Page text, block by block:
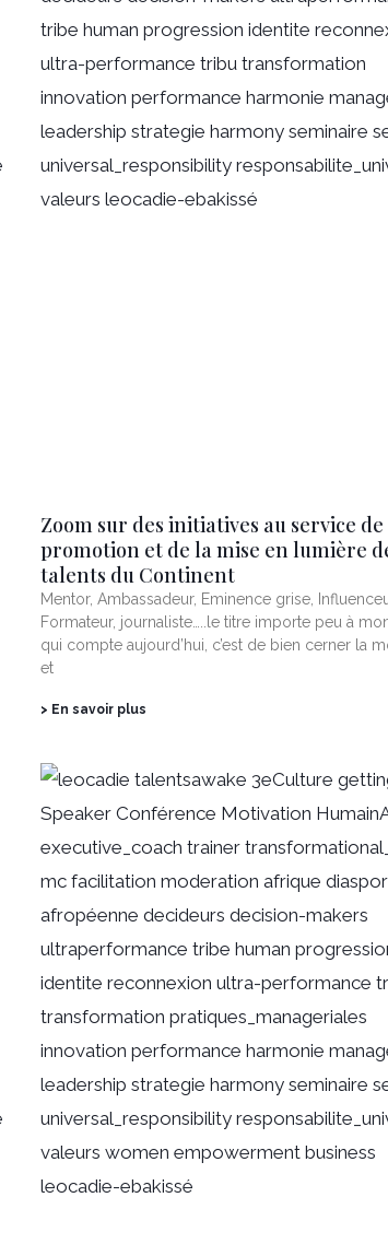
Zoom sur des initiatives au service de
promotion et de la mise en lumière
talents du Continent
Mentor, Ambassadeur, Eminence grise,
Formateur, journaliste…..le titre importe peu à
qui compte aujourd’hui, c’est de bien cerner la
et
> En savoir plus